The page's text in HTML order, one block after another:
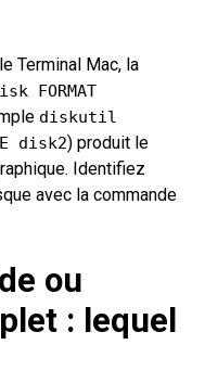
Terminal Mac, la
FORMAT
diskutil
disk2) produit le
Identifiez
avec la commande
ou
: lequel